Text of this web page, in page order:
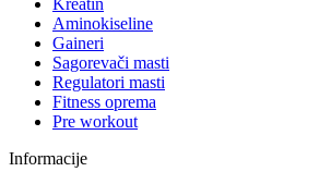
Aminokiseline
Gaineri
Sagorevači masti
Regulatori masti
Fitness oprema
Pre workout
Informacije